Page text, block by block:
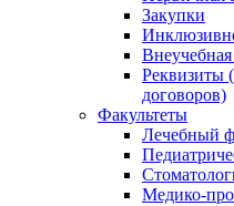
Закупки
Внеучебная
Реквизиты
договоров)
Факультеты
Лечебный
Медико-